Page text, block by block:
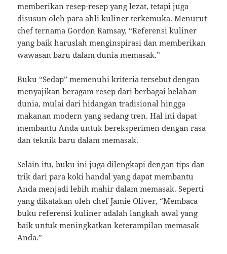
memberikan resep-resep yang lezat, tetapi juga
disusun oleh para ahli kuliner terkemuka. Menurut
chef ternama Gordon Ramsay, “Referensi kuliner
yang baik haruslah menginspirasi dan memberikan
wawasan baru dalam dunia memasak.”
Buku “Sedap” memenuhi kriteria tersebut dengan
menyajikan beragam resep dari berbagai belahan
dunia, mulai dari hidangan tradisional hingga
makanan modern yang sedang tren. Hal ini dapat
membantu Anda untuk bereksperimen dengan rasa
dan teknik baru dalam memasak.
Selain itu, buku ini juga dilengkapi dengan tips dan
trik dari para koki handal yang dapat membantu
Anda menjadi lebih mahir dalam memasak. Seperti
yang dikatakan oleh chef Jamie Oliver, “Membaca
buku referensi kuliner adalah langkah awal yang
baik untuk meningkatkan keterampilan memasak
Anda.”